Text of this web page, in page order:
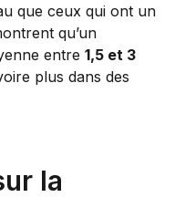
que ceux qui ont un
qu’un
entre 1,5 et 3
plus dans des
la